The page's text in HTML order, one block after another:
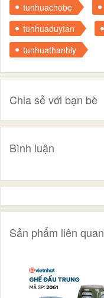
tunhuachobe
tunhuaduytan
tunhuathanhly
Chia sẻ với bạn bè
Bình luận
Sản phẩm liên quan